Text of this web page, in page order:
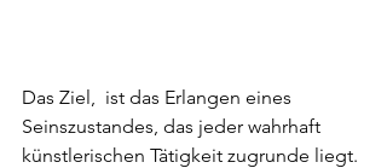
Das Ziel,  ist das Erlangen eines
Seinszustandes, das jeder wahrhaft
künstlerischen Tätigkeit zugrunde liegt.